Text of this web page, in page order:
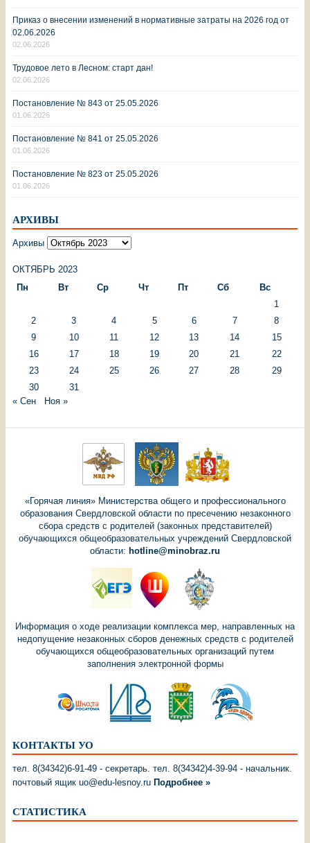
Приказ о внесении изменений в нормативные затраты на 2026 год от
02.06.2026
02.06.2026
Трудовое лето в Лесном: старт дан!
02.06.2026
Постановление № 843 от 25.05.2026
01.06.2026
Постановление № 841 от 25.05.2026
01.06.2026
Постановление № 823 от 25.05.2026
01.06.2026
АРХИВЫ
Архивы
ОКТЯБРЬ 2023
Пн
Вт Ср Чт Пт Сб
Вс
1
2
3 4 5 6 7
8
9
10 11 12 13 14
15
16
17 18 19 20 21
22
23
24 25 26 27 28
29
30
31
« Сен
Ноя »
«Горячая линия» Министерства общего и профессионального
образования Свердловской области по пресечению незаконного
сбора средств с родителей (законных представителей)
обучающихся общеобразовательных учреждений Свердловской
области: hotline@minobraz.ru
Информация о ходе реализации комплекса мер, направленных на
недопущение незаконных сборов денежных средств с родителей
обучающихся общеобразовательных организаций путем
заполнения электронной формы
КОНТАКТЫ УО
тел. 8(34342)6-91-49 - секретарь. тел. 8(34342)4-39-94 - начальник.
почтовый ящик uo@edu-lesnoy.ru Подробнее »
СТАТИСТИКА